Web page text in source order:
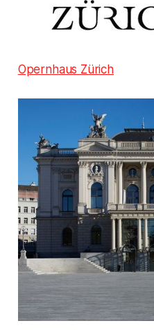
Opernhaus Zürich